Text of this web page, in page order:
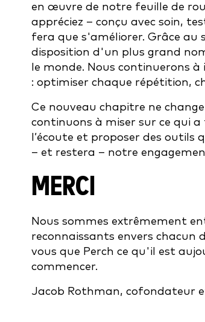
en œuvre de notre feuille de
appréciez – conçu avec soin,
fera que s'améliorer. Grâce
disposition d'un plus grand
le monde. Nous continuerons
: optimiser chaque répétition,
Ce nouveau chapitre ne
continuons à miser sur ce qui
l’écoute et proposer des
– et restera – notre
MERCI
Nous sommes extrêmement
reconnaissants envers chacun
vous que Perch ce qu'il est
commencer.
Jacob Rothman, cofondateur